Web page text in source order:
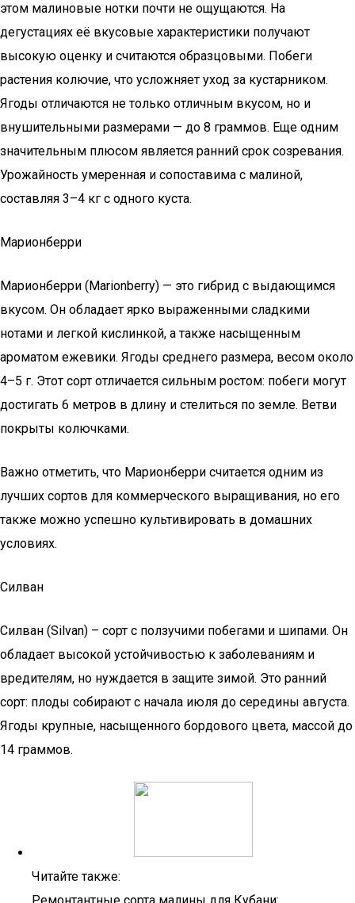
этом малиновые нотки почти не ощущаются. На
дегустациях её вкусовые характеристики получают
высокую оценку и считаются образцовыми. Побеги
растения колючие, что усложняет уход за кустарником.
Ягоды отличаются не только отличным вкусом, но и
внушительными размерами — до 8 граммов. Еще одним
значительным плюсом является ранний срок созревания.
Урожайность умеренная и сопоставима с малиной,
составляя 3–4 кг с одного куста.
Марионберри
Марионберри (Marionberry) — это гибрид с выдающимся
вкусом. Он обладает ярко выраженными сладкими
нотами и легкой кислинкой, а также насыщенным
ароматом ежевики. Ягоды среднего размера, весом около
4–5 г. Этот сорт отличается сильным ростом: побеги могут
достигать 6 метров в длину и стелиться по земле. Ветви
покрыты колючками.
Важно отметить, что Марионберри считается одним из
лучших сортов для коммерческого выращивания, но его
также можно успешно культивировать в домашних
условиях.
Силван
Силван (Silvan) – сорт с ползучими побегами и шипами. Он
обладает высокой устойчивостью к заболеваниям и
вредителям, но нуждается в защите зимой. Это ранний
сорт: плоды собирают с начала июля до середины августа.
Ягоды крупные, насыщенного бордового цвета, массой до
14 граммов.
Читайте также: